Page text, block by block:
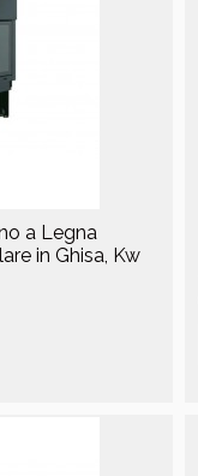
a Legna
in Ghisa, Kw